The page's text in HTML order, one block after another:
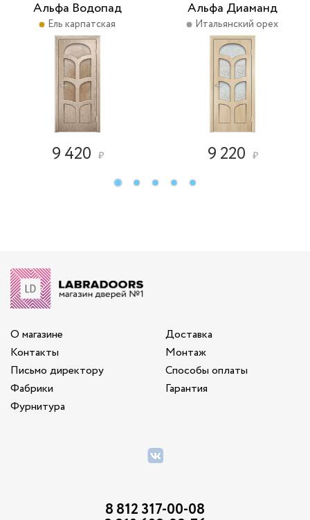
Альфа Водопад
Ель карпатская
9 420 ₽
Альфа Диаманд
Итальянский орех
9 220 ₽
О магазине
Контакты
Письмо директору
Фабрики
Фурнитура
Доставка
Монтаж
Способы оплаты
Гарантия
8 812 317-00-08